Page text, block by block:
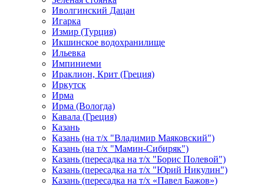
Иволгинский Дацан
Игарка
Измир (Турция)
Икшинское водохранилище
Ильевка
Импиниеми
Ираклион, Крит (Греция)
Иркутск
Ирма
Ирма (Вологда)
Кавала (Греция)
Казань
Казань (на т/х "Владимир Маяковский")
Казань (на т/х "Мамин-Сибиряк")
Казань (пересадка на т/х "Борис Полевой")
Казань (пересадка на т/х "Юрий Никулин")
Казань (пересадка на т/х «Павел Бажов»)